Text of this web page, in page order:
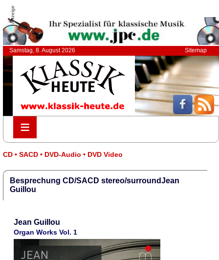
Anzeige
Samstag, 8. August 2026 Sitemap
≡
≡
CD • SACD • DVD-Audio • DVD Video
Besprechung CD/SACD stereo/surroundJean
Guillou
Jean Guillou
Organ Works Vol. 1